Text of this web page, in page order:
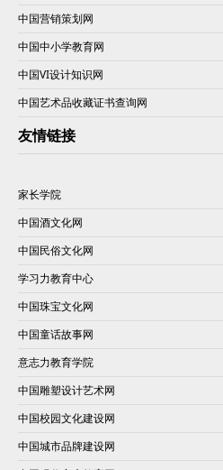
中国营销策划网
中国中小学教育网
中国VI设计知识网
中国艺术品收藏证书查询网
友情链接
家长学院
中国酒文化网
中国民俗文化网
学习力教育中心
中国珠宝文化网
中国童话故事网
意志力教育学院
中国雕塑设计艺术网
中国校园文化建设网
中国城市品牌建设网